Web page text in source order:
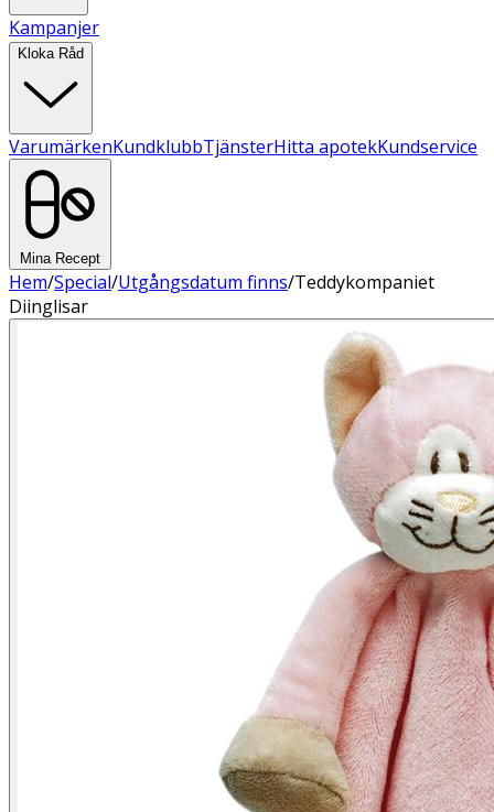
Kampanjer
Kloka Råd
VarumärkenKundklubbTjänsterHitta apotekKundservice
Mina Recept
Hem/Special/Utgångsdatum finns/Teddykompaniet
Diinglisar